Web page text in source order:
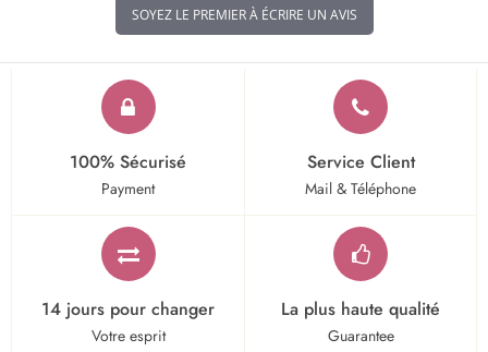
SOYEZ LE PREMIER À ÉCRIRE UN AVIS
100% Sécurisé
Payment
Service Client
Mail & Téléphone
14 jours pour changer
Votre esprit
La plus haute qualité
Guarantee